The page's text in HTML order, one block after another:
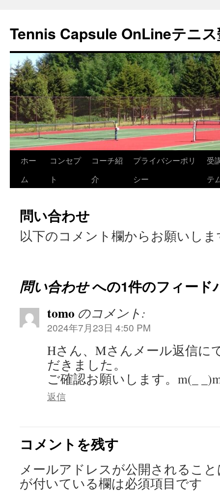
Tennis Capsule OnLineテニ
ツ
キ
ッ
プ
ホー
ム
コンセプ
ト
コーチ紹
介
プライバシーポリ
シー
受
テ
問い合わせ
以下のコメント欄からお願いしま
問い合わせへの1件のフィード
tomo のコメント:
2024年7月23日 4:50 PM
Hさん、Mさんメール返信に
だきました。
ご確認お願いします。m(_
返信
コメントを残す
メールアドレスが公開されるこ
が付いている欄は必須項目です